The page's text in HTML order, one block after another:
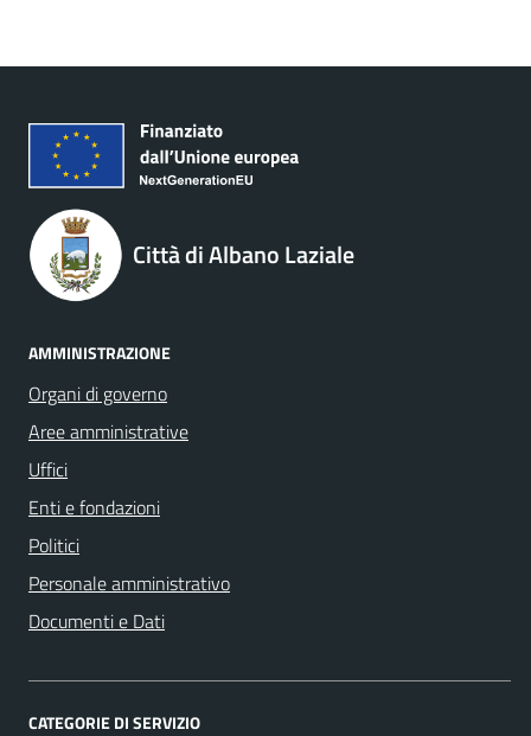
Città di Albano Laziale
AMMINISTRAZIONE
Organi di governo
Aree amministrative
Uffici
Enti e fondazioni
Politici
Personale amministrativo
Documenti e Dati
CATEGORIE DI SERVIZIO